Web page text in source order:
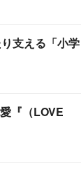
支える「小学
『（LOVE